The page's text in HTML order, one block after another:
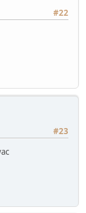
#22
#23